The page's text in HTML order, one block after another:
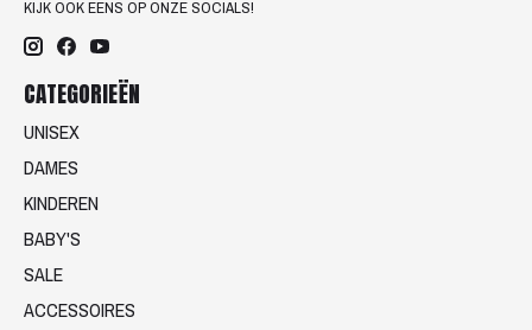
KIJK OOK EENS OP ONZE SOCIALS!
CATEGORIEËN
UNISEX
DAMES
KINDEREN
BABY'S
SALE
ACCESSOIRES